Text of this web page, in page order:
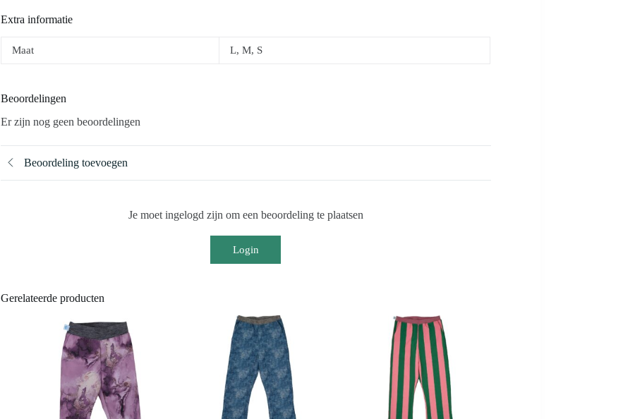
Extra informatie
Maat L, M, S
Beoordelingen
Er zijn nog geen beoordelingen
Beoordeling toevoegen
Je moet ingelogd zijn om een beoordeling te plaatsen
Login
Gerelateerde producten